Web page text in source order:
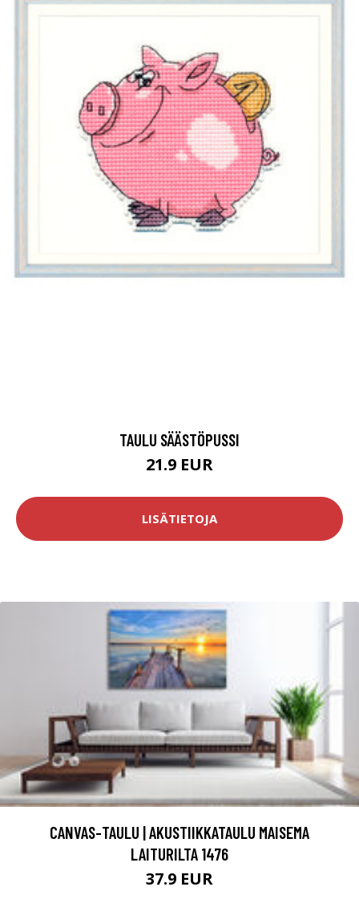
TAULU SÄÄSTÖPUSSI
21.9 EUR
LISÄTIETOJA
CANVAS-TAULU | AKUSTIIKKATAULU MAISEMA
LAITURILTA 1476
37.9 EUR